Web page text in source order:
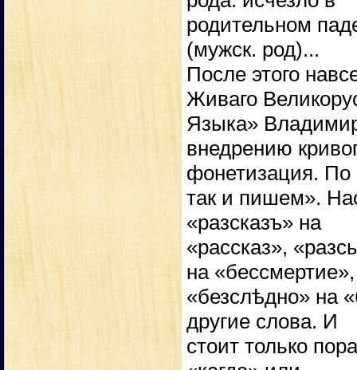
родительном
(мужск. род)...
После этого
Живаго
Языка»
внедрению
фонетизация.
так и пишем».
«разсказъ» на
«рассказ»,
на «бессмертие»,
«безслѣдно» на
другие слова. И
стоит только